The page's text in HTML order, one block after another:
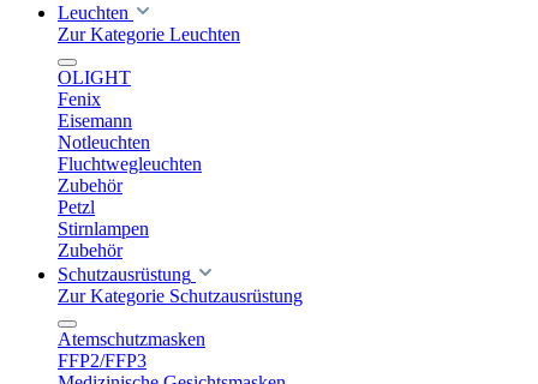
Leuchten
Zur Kategorie Leuchten
OLIGHT
Fenix
Eisemann
Notleuchten
Fluchtwegleuchten
Zubehör
Petzl
Stirnlampen
Zubehör
Schutzausrüstung
Zur Kategorie Schutzausrüstung
Atemschutzmasken
FFP2/FFP3